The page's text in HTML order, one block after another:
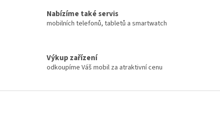
Nabízíme také servis
mobilních telefonů, tabletů a smartwatch
Výkup zařízení
odkoupíme Váš mobil za atraktivní cenu